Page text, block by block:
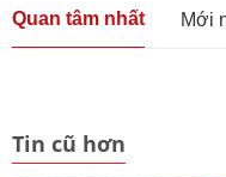
Quan tâm nhất Mới
Tin cũ hơn